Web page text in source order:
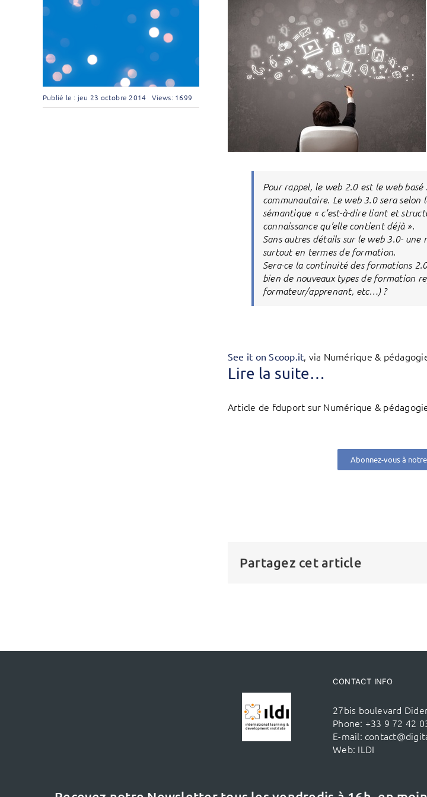
Publié le : jeu 23 octobre 2014 Views: 1699
Pour rappel, le web 2.0 est le web
communautaire. Le web 3.0 sera selon
sémantique « c’est-à-dire liant et
connaissance qu’elle contient déjà ».
Sans autres détails sur le web 3.0-
surtout en termes de formation.
Sera-ce la continuité des formations
bien de nouveaux types de formation
formateur/apprenant, etc…) ?
See it on Scoop.it, via Numérique &
Lire la suite…
Article de fduport sur Numérique &
Abonnez-vous à
Partagez cet article
CONTACT INFO
27bis boulevard
Phone: +33 9 72 42
E-mail:
Web: ILDI